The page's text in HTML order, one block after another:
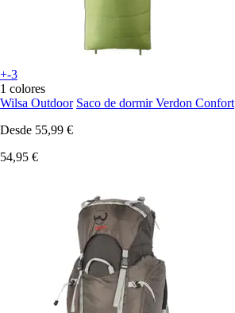
+-3
1 colores
Wilsa Outdoor Saco de dormir Verdon Confort
Desde 55,99 €
54,95 €